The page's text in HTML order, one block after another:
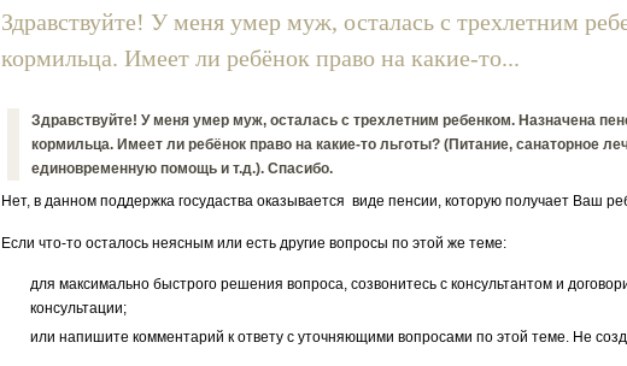
Здравствуйте! У меня умер муж, осталась с трехлетним
кормильца. Имеет ли ребёнок право на какие-то...
Здравствуйте! У меня умер муж, осталась с трехлетним ребенком. Назначена
кормильца. Имеет ли ребёнок право на какие-то льготы? (Питание, санаторное
единовременную помощь и т.д.). Спасибо.
Нет, в данном поддержка госудаства оказывается виде пенсии, которую получает Ваш
Если что-то осталось неясным или есть другие вопросы по этой же теме:
для максимально быстрого решения вопроса, созвонитесь с консультантом и
консультации;
или напишите комментарий к ответу с уточняющими вопросами по этой теме. Не